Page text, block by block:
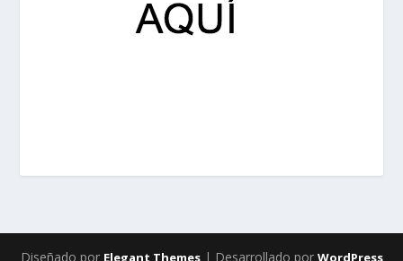
Diseñado por Elegant Themes| Desarrollado por WordPress